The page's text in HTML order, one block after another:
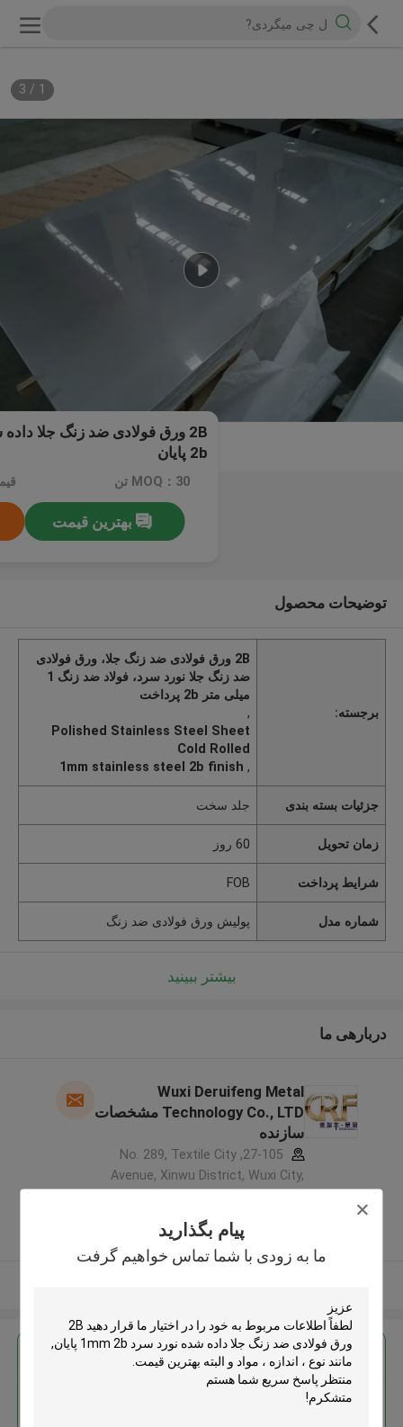
پیام بگذارید
ما به زودی با شما تماس خواهیم گرفت
1
/
3
2b پایان
MOQ：30 تن
بهترین قیمت
توضیحات محصول
برجسته:
2B ورق فولادی ضد زنگ جلا، ورق فولادی
ضد زنگ جلا نورد سرد، فولاد ضد زنگ 1
میلی متر 2b پرداخت
,
Polished Stainless Steel Sheet
Cold Rolled
,
1mm stainless steel 2b finish
جزئیات بسته بندی جلد سخت
زمان تحویل 60 روز
شرایط پرداخت FOB
شماره مدل پولیش ورق فولادی ضد زنگ
بیشتر ببینید
دربارهی ما
Wuxi Deruifeng Metal
Technology Co., LTD مشخصات
سازنده
27-105, No. 289, Textile City
Avenue, Xinwu District, Wuxi City,
کننده تایید شده
بهترين قيمت رو براي